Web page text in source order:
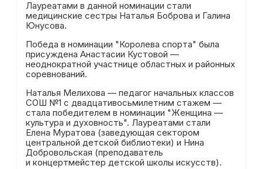
Лауреатами в данной номинации стали
медицинские сестры Наталья Боброва и Галина
Юнусова.
Победа в номинации "Королева спорта" была
присуждена Анастасии Кустовой —
неоднократной участнице областных и районных
соревнований.
Наталья Мелихова — педагог начальных классов
СОШ №1 с двадцативосьмилетним стажем —
стала победителем в номинации "Женщина —
культура и духовность". Лауреатами стали
Елена Муратова (заведующая сектором
центральной детской библиотеки) и Нина
Добровольская (преподаватель
и концертмейстер детской школы искусств).